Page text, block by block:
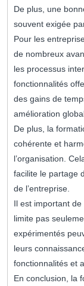
De plus, une
souvent exigée
Pour les
de nombreux
les processus
fonctionnalités
des gains de
amélioration
De plus, la
cohérente et
l’organisation.
facilite le partage
de l’entreprise.
Il est important
limite pas
expérimentés
leurs
fonctionnalités et
En conclusion, la